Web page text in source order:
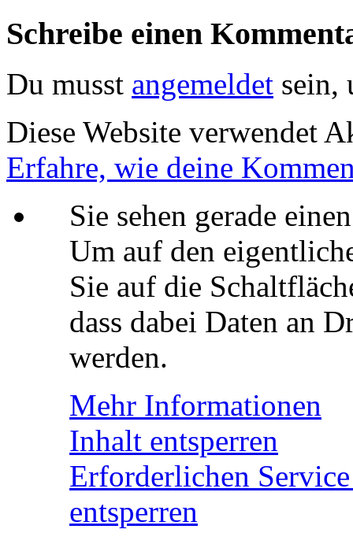
Schreibe einen
Du musst angemeldet sein,
Diese Website verwendet
Erfahre, wie deine
Sie sehen gerade
Um auf den
Sie auf die
dass dabei Daten an
werden.
Mehr Informationen
Inhalt entsperren
Erforderlichen
entsperren